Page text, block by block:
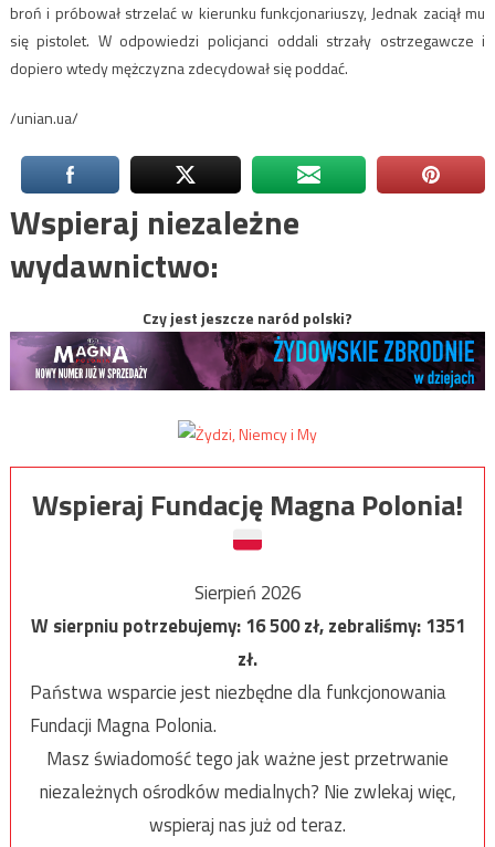
broń i próbował strzelać w kierunku funkcjonariuszy, Jednak zaciął mu
się pistolet. W odpowiedzi policjanci oddali strzały ostrzegawcze i
dopiero wtedy mężczyzna zdecydował się poddać.
/unian.ua/
Wspieraj niezależne
wydawnictwo:
Czy jest jeszcze naród polski?
Wspieraj Fundację Magna Polonia!
Sierpień 2026
W sierpniu potrzebujemy:16 500zł, zebraliśmy:1351
zł.
Państwa wsparcie jest niezbędne dla funkcjonowania
Fundacji Magna Polonia.
Masz świadomość tego jak ważne jest przetrwanie
niezależnych ośrodków medialnych? Nie zwlekaj więc,
wspieraj nas już od teraz.